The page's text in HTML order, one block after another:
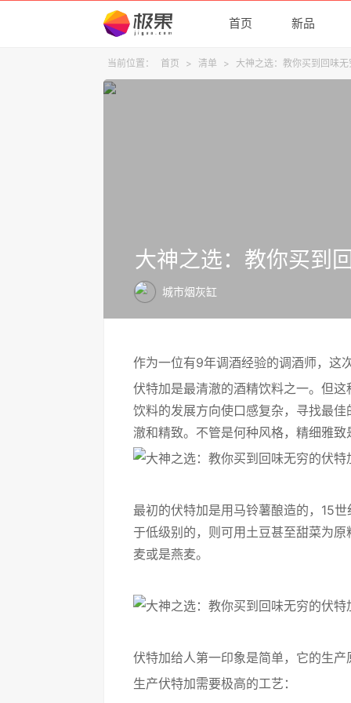
首页 新品
当前位置： 首页 > 清单 > 大神之选：教你买到回味
大神之选：教你买到
城市烟灰缸
作为一位有9年调酒经验的调酒师，这
伏特加是最清澈的酒精饮料之一。但
饮料的发展方向使口感复杂，寻找最
澈和精致。不管是何种风格，精细雅
最初的伏特加是用马铃薯酿造的，15
于低级别的，则可用土豆甚至甜菜为
麦或是燕麦。
伏特加给人第一印象是简单，它的生
生产伏特加需要极高的工艺：